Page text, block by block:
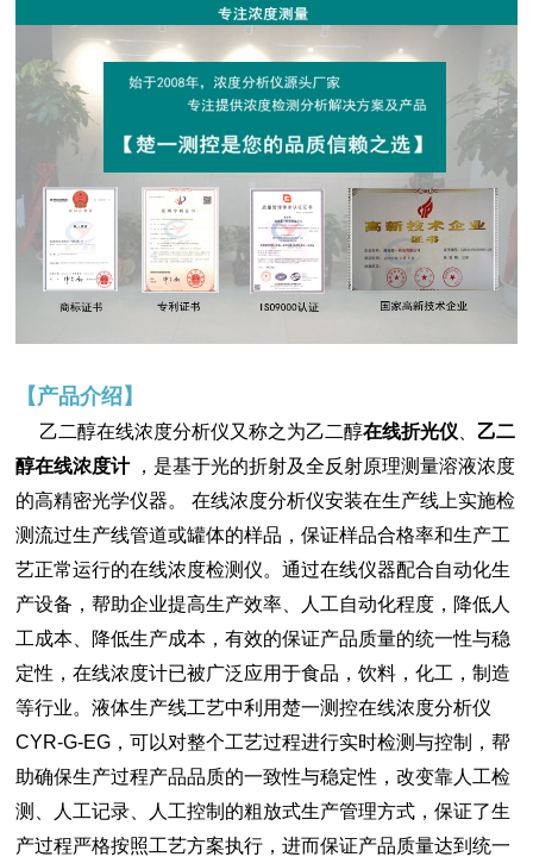
【产品介绍】
乙二醇在线浓度分析仪又称之为乙二醇在线折光仪 、乙二
醇在线浓度计，是基于光的折射及全反射原理测量溶液浓度
的高精密光学仪器。 在线浓度分析仪安装在生产线上实施检
测流过生产线管道或罐体的样品，保证样品合格率和生产工
艺正常运行的在线浓度检测仪。通过在线仪器配合自动化生
产设备，帮助企业提高生产效率、人工自动化程度，降低人
工成本、降低生产成本，有效的保证产品质量的统一性与稳
定性，在线浓度计已被广泛应用于食品，饮料，化工，制造
等行业。液体生产线工艺中利用楚一测控在线浓度分析仪
CYR-G-EG，可以对整个工艺过程进行实时检测与控制，帮
助确保生产过程产品品质的一致性与稳定性，改变靠人工检
测、人工记录、人工控制的粗放式生产管理方式，保证了生
产过程严格按照工艺方案执行，进而保证产品质量达到统一